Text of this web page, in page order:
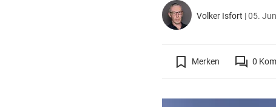
Volker Isfort |05.
Merken 0